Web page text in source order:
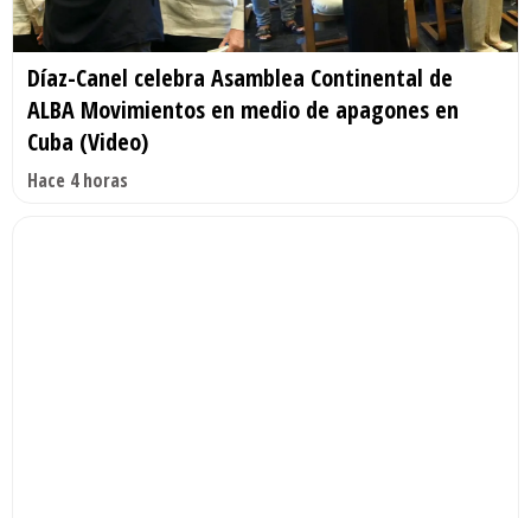
Díaz-Canel celebra Asamblea Continental de
ALBA Movimientos en medio de apagones en
Cuba (Video)
Hace 4 horas